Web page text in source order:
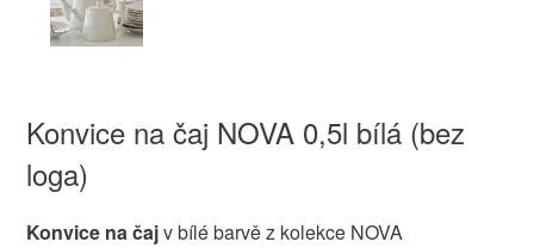
Konvice na čaj NOVA 0,5l bílá (bez
loga)
Konvice na čajv bílé barvě z kolekce NOVA